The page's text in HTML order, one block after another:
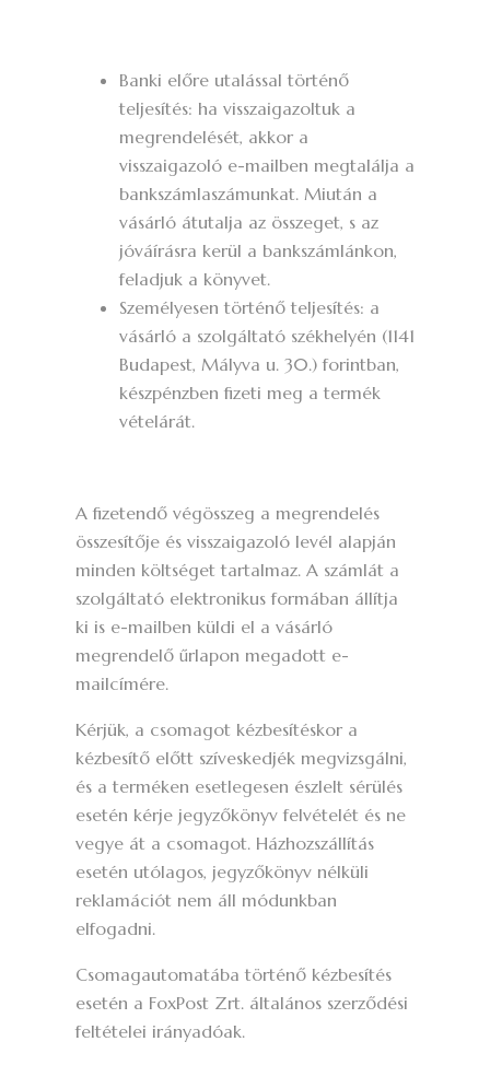
Banki előre utalással történő
teljesítés: ha visszaigazoltuk a
megrendelését, akkor a
visszaigazoló e-mailben megtalálja a
bankszámlaszámunkat. Miután a
vásárló átutalja az összeget, s az
jóváírásra kerül a bankszámlánkon,
feladjuk a könyvet.
Személyesen történő teljesítés: a
vásárló a szolgáltató székhelyén (1141
Budapest, Mályva u. 30.) forintban,
készpénzben fizeti meg a termék
vételárát.
A fizetendő végösszeg a megrendelés
összesítője és visszaigazoló levél alapján
minden költséget tartalmaz. A számlát a
szolgáltató elektronikus formában állítja
ki is e-mailben küldi el a vásárló
megrendelő űrlapon megadott e-
mailcímére.
Kérjük, a csomagot kézbesítéskor a
kézbesítő előtt szíveskedjék megvizsgálni,
és a terméken esetlegesen észlelt sérülés
esetén kérje jegyzőkönyv felvételét és ne
vegye át a csomagot. Házhozszállítás
esetén utólagos, jegyzőkönyv nélküli
reklamációt nem áll módunkban
elfogadni.
Csomagautomatába történő kézbesítés
esetén a FoxPost Zrt. általános szerződési
feltételei irányadóak.